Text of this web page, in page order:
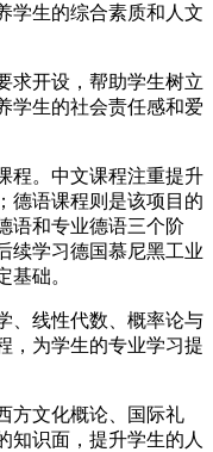
学生的综合素质和人文
求开设，帮助学生树立
学生的社会责任感和爱
程。中文课程注重提升
德语课程则是该项目的
语和专业德语三个阶
续学习德国慕尼黑工业
基础。
、线性代数、概率论与
，为学生的专业学习提
方文化概论、国际礼
知识面，提升学生的人